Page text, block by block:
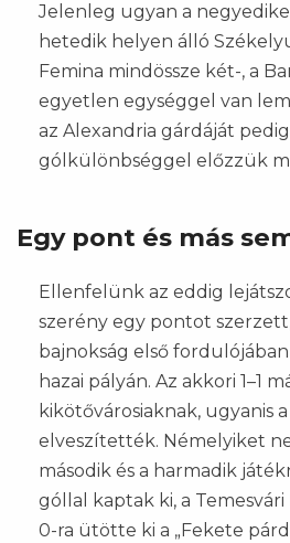
Jelenleg ugyan a
hetedik helyen álló
Femina mindössze két-, a
egyetlen egységgel van
az Alexandria gárdáját
gólkülönbséggel előzzük
Egy pont és más
Ellenfelünk az eddig
szerény egy pontot
bajnokság első
hazai pályán. Az akkori 1–1
kikötővárosiaknak, ugyanis
elveszítették. Némelyiket
második és a harmadik
góllal kaptak ki, a
0-ra ütötte ki a „Fekete